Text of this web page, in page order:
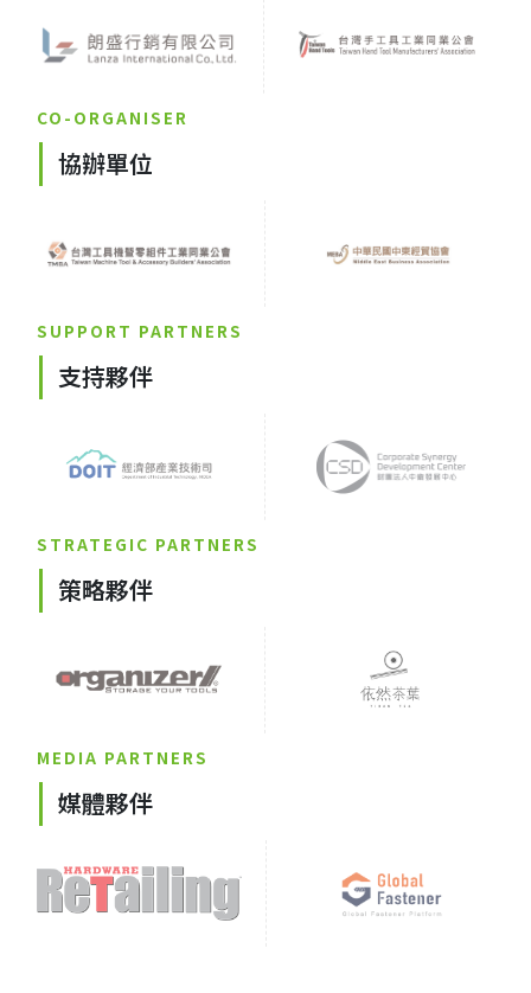
CO-ORGANISER
協辦單位
SUPPORT PARTNERS
支持夥伴
STRATEGIC PARTNERS
策略夥伴
MEDIA PARTNERS
媒體夥伴